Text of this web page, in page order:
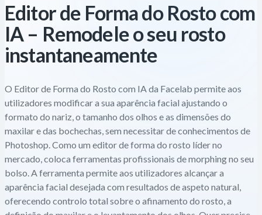
Editor de Forma do Rosto com
IA – Remodele o seu rosto
instantaneamente
O Editor de Forma do Rosto com IA da Facelab permite aos
utilizadores modificar a sua aparência facial ajustando o
formato do nariz, o tamanho dos olhos e as dimensões do
maxilar e das bochechas, sem necessitar de conhecimentos de
Photoshop. Como um editor de forma do rosto líder no
mercado, coloca ferramentas profissionais de morphing no seu
bolso. A ferramenta permite aos utilizadores alcançar a
aparência facial desejada com resultados de aspeto natural,
oferecendo controlo total sobre o afinamento do rosto, a